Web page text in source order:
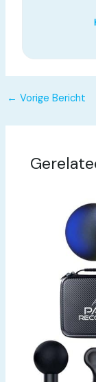
← Vorige Bericht